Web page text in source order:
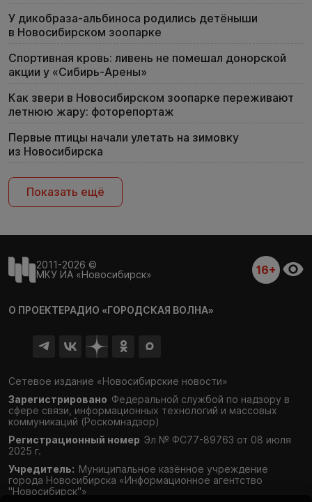
У дикобраза-альбиноса родились детёныши
в Новосибирском зоопарке
Спортивная кровь: ливень не помешал донорской
акции у «Сибирь-Арены»
Как звери в Новосибирском зоопарке переживают
летнюю жару: фоторепортаж
Первые птицы начали улетать на зимовку
из Новосибирска
Показать ещё
2011-2026 ©
МКУ ИА «Новосибирск»
16+
О ПРОЕКТЕРАДИО «ГОРОДСКАЯ ВОЛНА»
Сетевое издание «Новосибирские новости»
Зарегистрировано Федеральной службой по надзору в
сфере связи, информационных технологий и массовых
коммуникаций (Роскомнадзор)
Регистрационный номер Эл № ФС77-89763 от 08 июля
2025 г.
Учредитель: Муниципальное казённое учреждение
города Новосибирска «Информационное агентство
"Новосибирск"»